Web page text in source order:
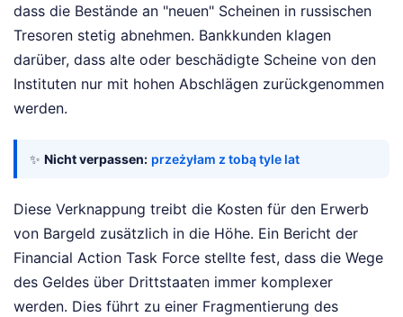
dass die Bestände an "neuen" Scheinen in russischen
Tresoren stetig abnehmen. Bankkunden klagen
darüber, dass alte oder beschädigte Scheine von den
Instituten nur mit hohen Abschlägen zurückgenommen
werden.
✨ Nicht verpassen: przeżyłam z tobą tyle lat
Diese Verknappung treibt die Kosten für den Erwerb
von Bargeld zusätzlich in die Höhe. Ein Bericht der
Financial Action Task Force stellte fest, dass die Wege
des Geldes über Drittstaaten immer komplexer
werden. Dies führt zu einer Fragmentierung des